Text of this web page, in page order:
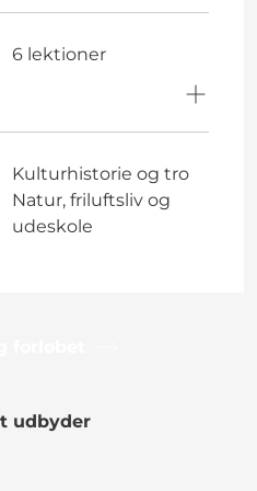
6 lektioner
Kulturhistorie og tro
Natur, friluftsliv og
udeskole
udbyder